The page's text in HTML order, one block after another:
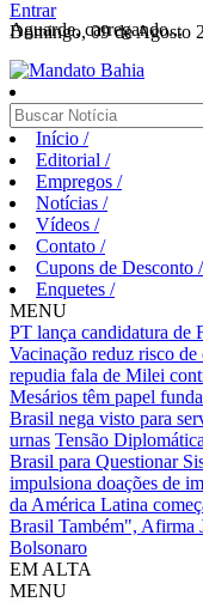
Aguarde, carregando...
Entrar
Domingo, 09 de Agosto
Início /
Editorial /
Empregos /
Notícias /
Vídeos /
Contato /
Cupons de Desconto /
Enquetes /
MENU
PT lança candidatura de
Vacinação reduz risco
repudia fala de Milei
Mesários têm papel
Brasil nega visto para
urnas Tensão
Brasil para Questionar
impulsiona doações de
da América Latina
Brasil Também", Afirma
Bolsonaro
EM ALTA
MENU